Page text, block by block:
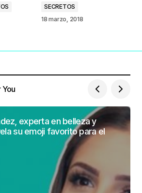
SECRETOS
18 marzo, 2018
experta en belleza y
su emoji favorito para el